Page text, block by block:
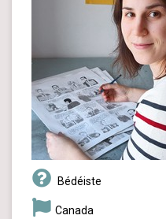
Bédéiste
Canada